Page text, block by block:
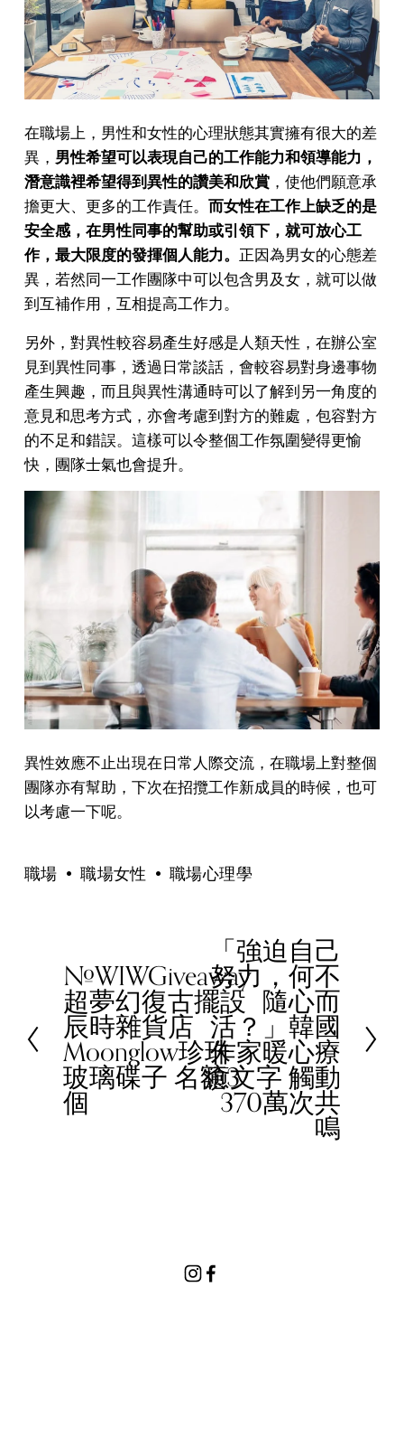
在職場上，男性和女性的心理狀態其實擁有很大的差
異， 男性希望可以表現自己的工作能力和領導能力，
潛意識裡希望得到異性的讚美和欣賞，使他們願意承
擔更大、更多的工作責任。 而女性在工作上缺乏的是
安全感，在男性同事的幫助或引領下，就可放心工
作，最大限度的發揮個人能力。 正因為男女的心態差
異，若然同一工作團隊中可以包含男及女，就可以做
到互補作用，互相提高工作力。
另外，對異性較容易產生好感是人類天性，在辦公室
見到異性同事，透過日常談話，會較容易對身邊事物
產生興趣，而且與異性溝通時可以了解到另一角度的
意見和思考方式，亦會考慮到對方的難處，包容對方
的不足和錯誤。這樣可以令整個工作氛圍變得更愉
快，團隊士氣也會提升。
異性效應不止出現在日常人際交流，在職場上對整個
團隊亦有幫助，下次在招攬工作新成員的時候，也可
以考慮一下呢。
職場 職場女性 職場心理學
P
r
e
v
i
o
#WIWGiveaway
超夢幻復古擺設
辰時雜貨店
Moonglow珍珠
玻璃碟子 名額3
個
e
x
「強迫自己
努力，何不
隨心而
活？」韓國
作家暖心療
癒文字 觸動
370萬次共
鳴